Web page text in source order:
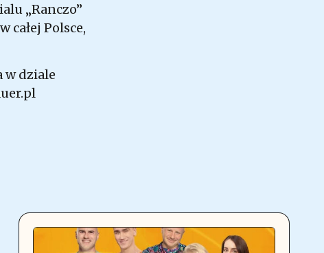
„Ranczo”
całej Polsce,
w dziale